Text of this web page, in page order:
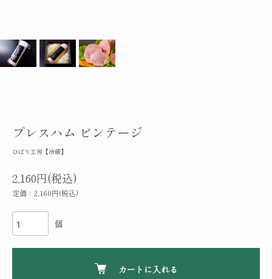
プレスハム ビンテージ
ひばり工房【冷蔵】
2,160円(税込)
定価：2,160円(税込)
個
カートに入れる